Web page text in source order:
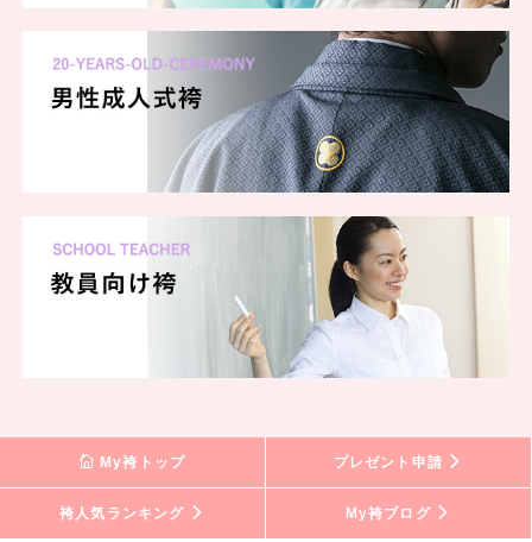
My袴トップ プレゼント申請
袴人気ランキング My袴ブログ